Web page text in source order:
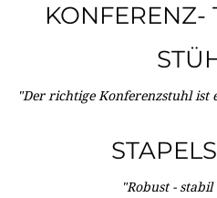
KONFERENZ-
"Der richtige Konferenzstuhl
"Robust -